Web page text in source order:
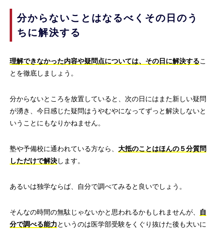
分からないことはなるべくその日のう
ちに解決する
理解できなかった内容や疑問点については、その日に解決するこ
とを徹底しましょう。
分からないところを放置していると、次の日にはまた新しい疑問
が湧き、今日感じた疑問はうやむやになってずっと解決しないと
いうことにもなりかねません。
塾や予備校に通われている方なら、 大抵のことはほんの５分質問
しただけで解決します。
あるいは独学ならば、自分で調べてみると良いでしょう。
そんなの時間の無駄じゃないかと思われるかもしれませんが、
自
分で調べる能力というのは医学部受験をくぐり抜けた後も大いに